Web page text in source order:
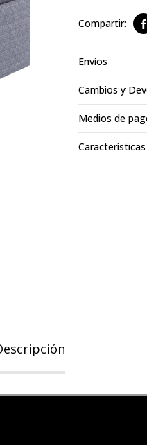

Envíos
Cambios y
Medios de
Características